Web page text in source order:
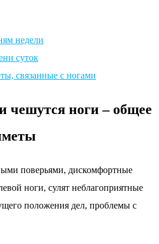
недели
суток
связанные с ногами
чешутся ноги – общее
поверьями, дискомфортные
ноги, сулят неблагоприятные
положения дел, проблемы с